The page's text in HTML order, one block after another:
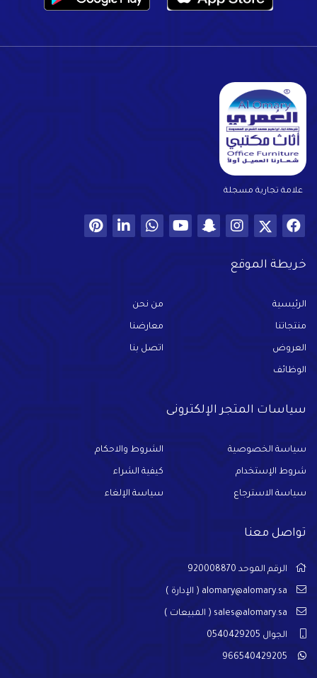
علامة تجارية مسجلة
خريطة الموقع
الرئيسية من نحن
منتجاتنا معارضنا
العروض اتصل بنا
الوظائف
سياسات المتجر الإلكترونى
سياسة الخصوصية الشروط والاحكام
شروط الإستخدام كيفية الشراء
سياسة الاسترجاع سياسة الإلغاء
تواصل معنا
الرقم الموحد 920008870
alomary@alomary.sa ( الإدارة )
sales@alomary.sa ( المبيعات )
الجوال 0540429205
966540429205